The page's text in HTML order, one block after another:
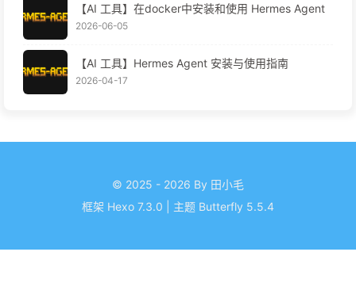
【AI 工具】在docker中安装和使用 Hermes Agent
2026-06-05
【AI 工具】Hermes Agent 安装与使用指南
2026-04-17
© 2025 - 2026 By 田小毛
框架 Hexo 7.3.0 主题 Butterfly 5.5.4